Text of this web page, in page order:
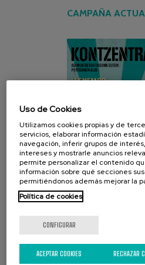
CAMPAÑA
Uso de Cookies
Utilizamos cookies propias y de
servicios, elaborar información
navegación, inferir grupos de
intereses y mostrarle anuncios
permite personalizar el contenido
información sobre qué secciones
permitiéndonos además mejorar la
Política de cookies
CONFIGURAR
RECHAZAR
ACEPTAR COOKIES